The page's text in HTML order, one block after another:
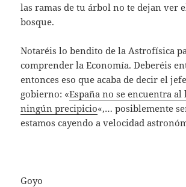
las ramas de tu árbol no te dejan ver
bosque.
Notaréis lo bendito de la Astrofísica
comprender la Economía. Deberéis
entonces eso que acaba de decir el
gobierno: «España no se encuentra al
ningún precipicio«,… posiblemente
estamos cayendo a velocidad
Goyo